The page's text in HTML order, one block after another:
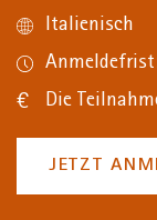
Italienisch
Die
JETZT